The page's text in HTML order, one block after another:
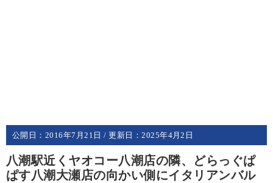
公開日： 2016年7月21日 / 更新日：2025年4月2日
八潮駅近くヤオコー八潮店の隣、どらっぐぱ
ぱす八潮大瀬店の向かい側にイタリアンバル